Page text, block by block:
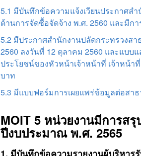
5.1 มีบันทึกข้อความแจ้งเวียนประกาศส
ด้านการจัดซื้อจัดจ้าง พ.ศ. 2560 และมี
5.2 มีประกาศสำนักงานปลัดกระทรวงส
2560 ลงวันที่ 12 ตุลาคม 2560 และแบบ
ประโยชน์ของหัวหน้าเจ้าหน้าที่ เจ้าหน้า
บาท
5.3 มีแบบฟอร์มการเผยแพร่ข้อมูลต่อสา
MOIT 5 หน่วยงานมีการส
ปีงบประมาณ พ.ศ. 2565